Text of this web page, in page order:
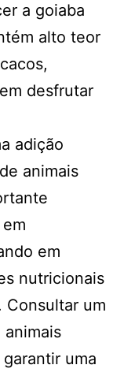
a goiaba
alto teor
desfrutar
adição
animais
em
nutricionais
Consultar um
uma